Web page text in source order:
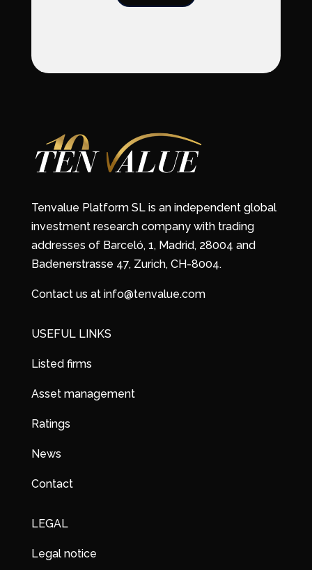
Tenvalue Platform SL is an independent global
investment research company with trading
addresses of Barceló, 1, Madrid, 28004 and
Badenerstrasse 47, Zurich, CH-8004.
Contact us at info@tenvalue.com
USEFUL LINKS
Listed firms
Asset management
Ratings
News
Contact
LEGAL
Legal notice